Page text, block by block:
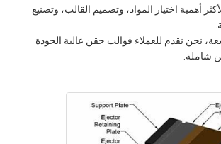
أهمية اختيار المواد، وتصميم القالب، وتصنيع
نحن نقدم للعملاء قوالب حقن عالية الجودة
شاملة.